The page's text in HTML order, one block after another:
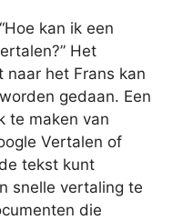
kan ik een
Het
het Frans kan
gedaan. Een
te maken van
Vertalen of
tekst kunt
snelle vertaling te
die